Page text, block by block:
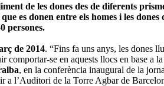
de les dones des de diferents
es donen entre els homes i les
persones.
de 2014. “Fins fa uns anys, les dones
comportar-se en aquests llocs en base
, en la conferència inaugural de la
a l’Auditori de la Torre Agbar de